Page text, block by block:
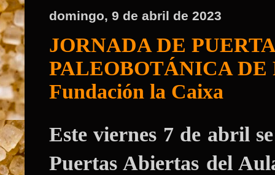
domingo, 9 de abril de 2023
JORNADA DE
PALEOBOTÁNICA DE
Fundación la Caixa
Este viernes 7 de abril
Puertas Abiertas del